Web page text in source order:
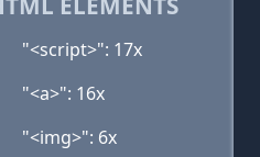
"<script>": 17x
"<a>": 16x
"<img>": 6x